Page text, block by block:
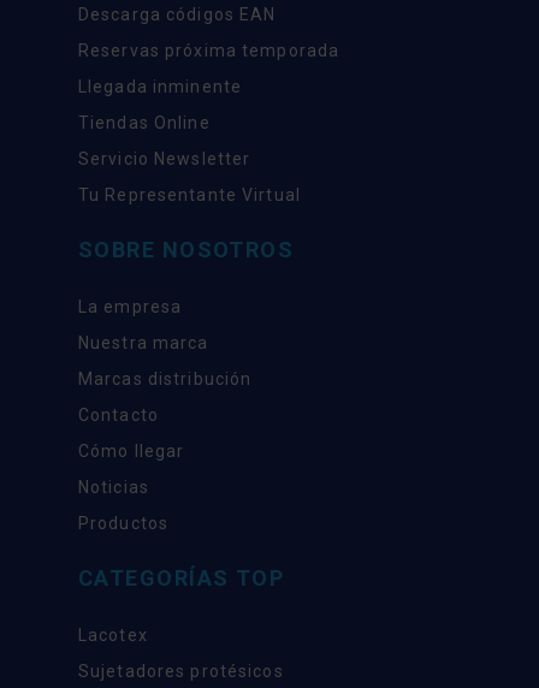
Descarga códigos EAN
Reservas próxima temporada
Llegada inminente
Tiendas Online
Servicio Newsletter
Tu Representante Virtual
SOBRE NOSOTROS
La empresa
Nuestra marca
Marcas distribución
Contacto
Cómo llegar
Noticias
Productos
CATEGORÍAS TOP
Lacotex
Sujetadores protésicos